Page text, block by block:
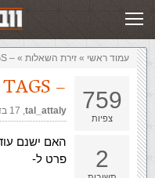
זירת השאלות
עמוד ראשי » ‏זירת השאלות‏ »
– META TAGS –
759
צפיות
2
– META TAGS –
tal_attaly
,‏ 17 בדצמבר, 2003
פרט ל-